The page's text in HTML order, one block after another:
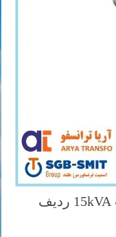
ترانسفورماتور روغنی کم تلفات 15kVA ردیف